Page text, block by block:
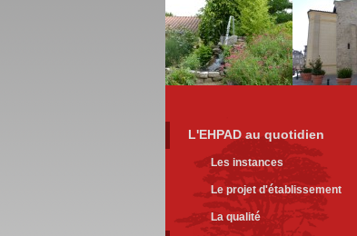
L'EHPAD au quotidien
Les instances
Le projet d'établissement
La qualité